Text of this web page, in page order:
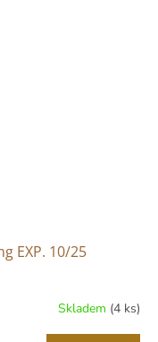
EXP. 10/25
Skladem (4 ks)